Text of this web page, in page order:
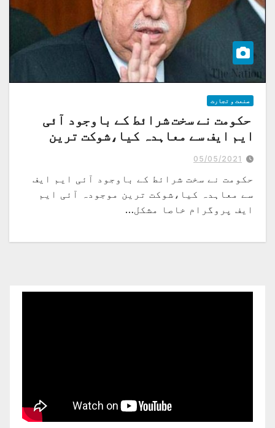
صنعت و تجارت
حکومت نے سخت شرائط کے باوجود آئی
ایم ایف سے معاہدہ کیا،شوکت ترین
05/05/2021
حکومت نے سخت شرائط کے باوجود آئی ایم ایف
سے معاہدہ کیا،شوکت ترین موجودہ آئی ایم
ایف پروگرام خاصا مشکل…